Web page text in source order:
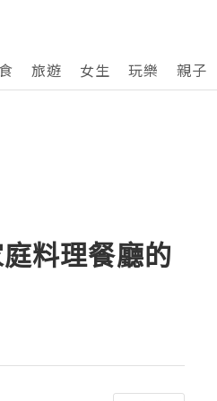
旅遊 女生 玩樂 親子
料理餐廳的